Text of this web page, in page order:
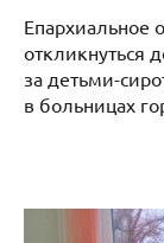
Епархиальное
откликнуться
за детьми-
в больницах